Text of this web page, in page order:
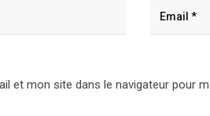
et mon site dans le navigateur pour